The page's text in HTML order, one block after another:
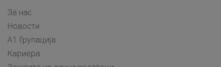
За нас
Новости
А1 Групација
Кариера